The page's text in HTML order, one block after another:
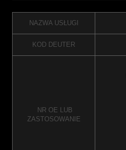
NAZWA USŁUGI
KOD DEUTER
NR OE LUB
ZASTOSOWANIE